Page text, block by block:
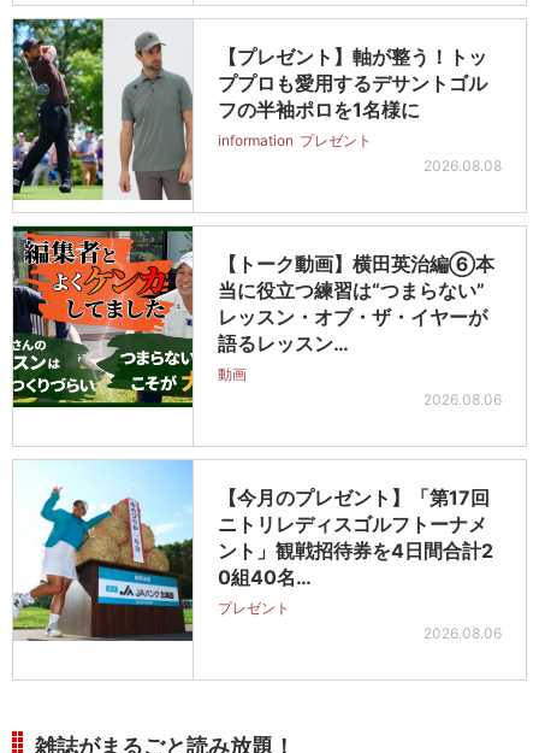
【プレゼント】軸が整う！トッ
ププロも愛用するデサントゴル
フの半袖ポロを1名様に
information プレゼント
2026.08.08
【トーク動画】横田英治編⑥本
当に役立つ練習は“つまらない”
レッスン・オブ・ザ・イヤーが
語るレッスン…
動画
2026.08.06
【今月のプレゼント】「第17回
ニトリレディスゴルフトーナメ
ント」観戦招待券を4日間合計2
0組40名…
プレゼント
2026.08.06
雑誌がまるごと読み放題！